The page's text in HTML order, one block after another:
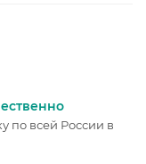
по всей России в